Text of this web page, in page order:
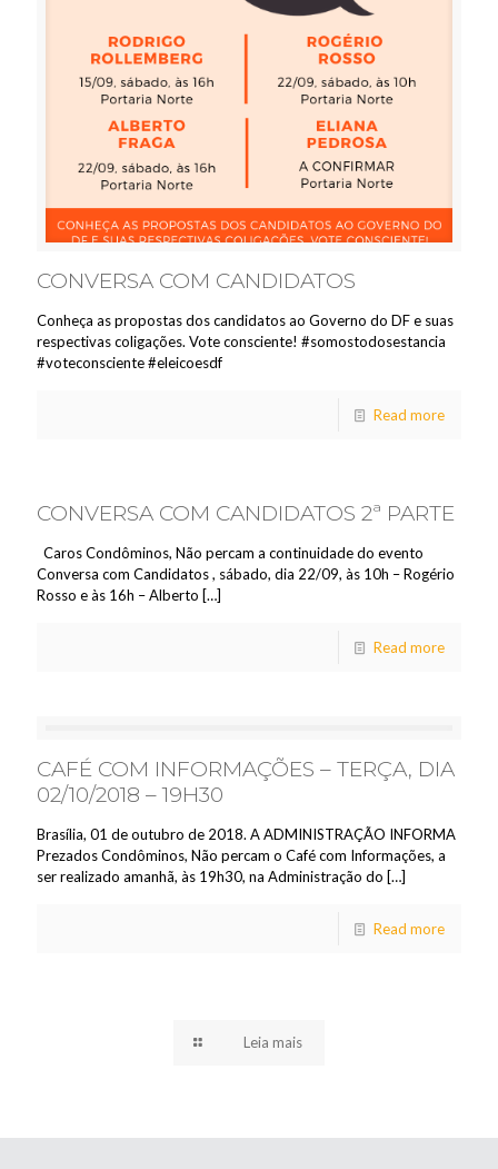
CONVERSA COM CANDIDATOS
Conheça as propostas dos candidatos ao Governo do DF e suas
respectivas coligações. Vote consciente! #somostodosestancia
#voteconsciente #eleicoesdf
Read more
CONVERSA COM CANDIDATOS 2ª PARTE
Caros Condôminos, Não percam a continuidade do evento
Conversa com Candidatos , sábado, dia 22/09, às 10h – Rogério
Rosso e às 16h – Alberto […]
Read more
CAFÉ COM INFORMAÇÕES – TERÇA, DIA
02/10/2018 – 19H30
Brasília, 01 de outubro de 2018. A ADMINISTRAÇÃO INFORMA
Prezados Condôminos, Não percam o Café com Informações, a
ser realizado amanhã, às 19h30, na Administração do […]
Read more
Leia mais